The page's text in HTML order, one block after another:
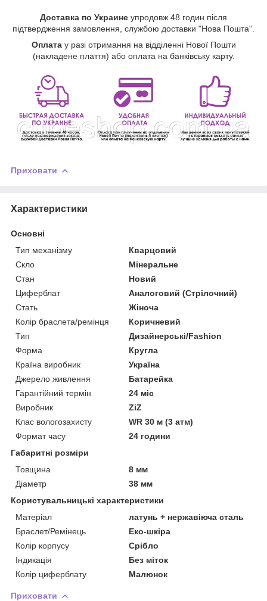
Доставка по Украине упродовж 48 годин після
підтвердження замовлення, службою доставки "Нова Пошта".
Оплата у разі отримання на відділенні Нової Пошти
(накладене плаття) або оплата на банківську карту.
Приховати
Характеристики
Основні
Тип механізму
Кварцовий
Скло
Мінеральне
Стан
Новий
Циферблат
Аналоговий (Стрілочний)
Стать
Жіноча
Колір браслета/ремінця
Коричневий
Тип
Дизайнерські/Fashion
Форма
Кругла
Країна виробник
Україна
Джерело живлення
Батарейка
Гарантійний термін
24 міс
Виробник
ZiZ
Клас вологозахисту
WR 30 м (3 атм)
Формат часу
24 години
Габаритні розміри
Товщина
8 мм
Діаметр
38 мм
Користувальницькі характеристики
Матеріал
латунь + нержавіюча сталь
Браслет/Ремінець
Еко-шкіра
Колір корпусу
Срібло
Індикація
Без міток
Колір циферблату
Малюнок
Приховати